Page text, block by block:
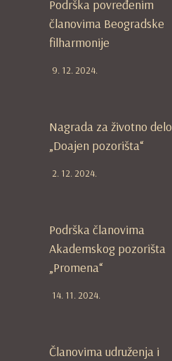
Podrška povređenim
članovima Beogradske
filharmonije
9. 12. 2024.
Nagrada za životno delo
„Doajen pozorišta“
2. 12. 2024.
Podrška članovima
Akademskog pozorišta
„Promena“
14. 11. 2024.
Članovima udruženja i